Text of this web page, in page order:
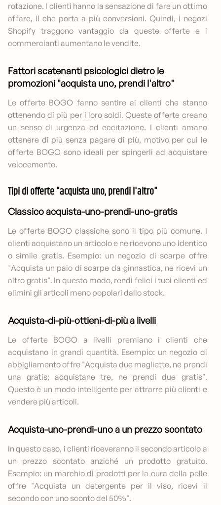
rotazione. I clienti hanno la sensazione di fare un ottimo
affare, il che porta a più conversioni. Quindi, i negozi
Shopify traggono vantaggio da queste offerte e i
commercianti aumentano le vendite.
Fattori scatenanti psicologici dietro le
promozioni "acquista uno, prendi l'altro"
Le offerte BOGO fanno sentire ai clienti che stanno
ottenendo di più per i loro soldi. Queste offerte creano
un senso di urgenza ed eccitazione. I clienti amano
ottenere di più senza pagare di più, motivo per cui le
offerte BOGO sono ideali per spingerli ad acquistare
velocemente.
Tipi di offerte "acquista uno, prendi l'altro"
Classico acquista-uno-prendi-uno-gratis
Le offerte BOGO classiche sono il tipo più comune. I
clienti acquistano un articolo e ne ricevono uno identico
o simile gratis. Esempio: un negozio di scarpe offre
"Acquista un paio di scarpe da ginnastica, ne ricevi un
altro gratis". In questo modo, rendi felici i tuoi clienti ed
elimini gli articoli meno popolari dallo stock.
Acquista-di-più-ottieni-di-più a livelli
Le offerte BOGO a livelli premiano i clienti che
acquistano in grandi quantità. Esempio: un negozio di
abbigliamento offre "Acquista due magliette, ne prendi
una gratis; acquistane tre, ne prendi due gratis".
Questo è un modo intelligente per attrarre più clienti e
vendere più articoli.
Acquista-uno-prendi-uno a un prezzo scontato
In questo caso, i clienti riceveranno il secondo articolo a
un prezzo scontato anziché un prodotto gratuito.
Esempio: un marchio di prodotti per la cura della pelle
offre "Acquista un detergente per il viso, ricevi il
secondo con uno sconto del 50%".